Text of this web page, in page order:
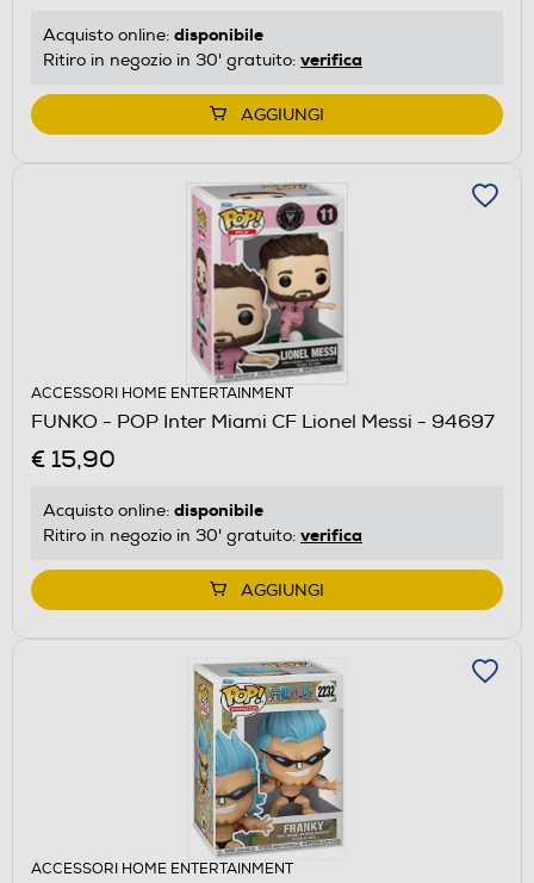
Acquisto online: disponibile
Ritiro in negozio in 30' gratuito: verifica
AGGIUNGI
ACCESSORI HOME ENTERTAINMENT
FUNKO - POP Inter Miami CF Lionel Messi - 94697
€ 15,90
Acquisto online: disponibile
Ritiro in negozio in 30' gratuito: verifica
AGGIUNGI
ACCESSORI HOME ENTERTAINMENT